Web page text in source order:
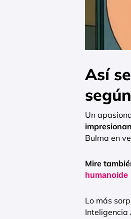
Así
Un
Bulma en
Mire
humanoide
Lo más
Inteligencia